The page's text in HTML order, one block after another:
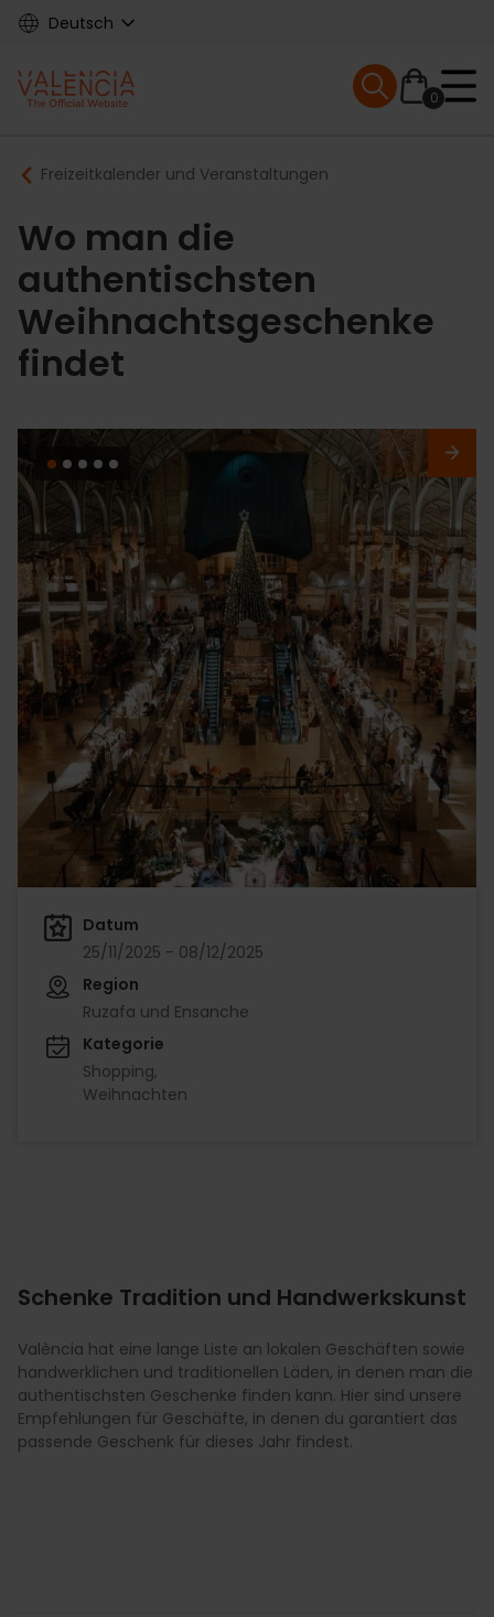
Skip
content
Deutsch
Main
navigation
0
Mobile menu
Breadcrumb
Freizeitkalender und Veranstaltungen
Wo man die
authentischsten
Weihnachtsgeschenke
findet
Datum
25/11/2025 - 08/12/2025
Region
Ruzafa und Ensanche
Kategorie
Shopping
Weihnachten
Schenke Tradition und Handwerkskunst
València hat eine lange Liste an lokalen Geschäften sowie
handwerklichen und traditionellen Läden, in denen man die
authentischsten Geschenke finden kann. Hier sind unsere
Empfehlungen für Geschäfte, in denen du garantiert das
passende Geschenk für dieses Jahr findest.